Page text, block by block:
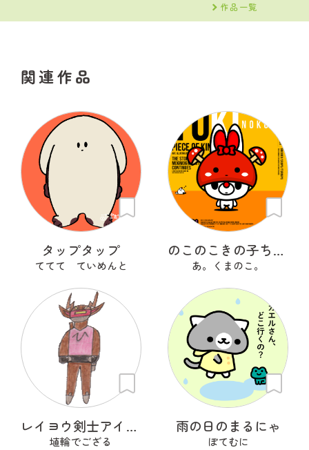
作品一覧
関連作品
タップタップ
ててて ていめんと
のこのこきの子ちゃん
あ。くまのこ。
レイヨウ剣士アイベクサー
埴輪でござる
雨の日のまるにゃ
ぽてむに